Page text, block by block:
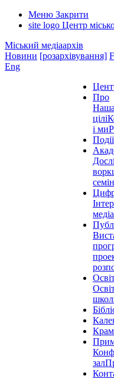
Меню Закрити
site logo Центр
Міський медіаархів
Новини [розархівування]
Eng
Про
Наша
цілі
і ми
Події
зал